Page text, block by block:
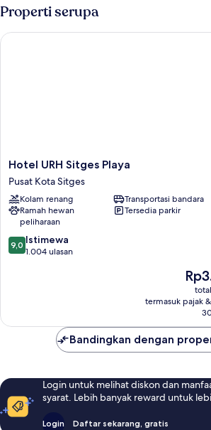
Properti serupa
Hotel
URH
Sitges
Playa
Pusat
Kota
Sitges
Hotel URH Sitges Playa
Pusat Kota Sitges
Kolam renang
Transportasi bandara
Ramah hewan
peliharaan
Tersedia parkir
9.0
dari
9,0 Istimewa
1.004 ulasan
Harga
termasuk pajak
Hotel URH Sitges Playa
Bandingkan dengan
Login untuk melihat diskon dan
syarat. Lebih banyak reward untuk
Login Daftar sekarang, gratis